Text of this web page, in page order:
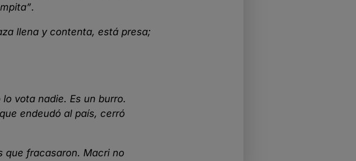
.
llena y contenta, está presa;
lo vota nadie. Es un burro.
endeudó al país, cerró
que fracasaron. Macri no